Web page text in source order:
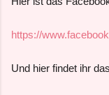
https://
Und hier findet ihr